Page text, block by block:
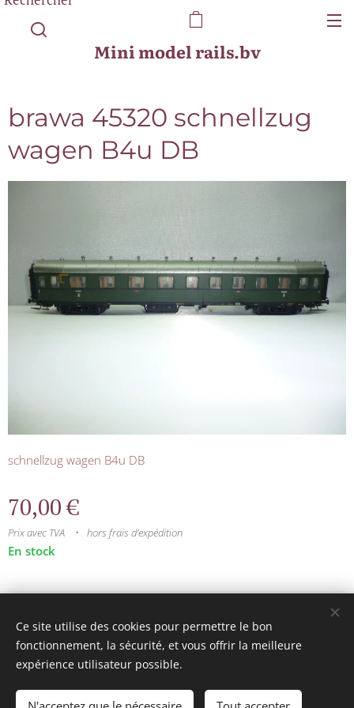
Mini model rails.bv
brawa 45320 schnellzug
wagen B4u DB
schnellzug wagen B4u DB
70,00€
Prix avec TVA hors frais d'expédition
En stock
mini model rails
Langues
Français
Nederlands
Ce site utilise des cookies pour permettre le bon
fonctionnement, la sécurité, et vous offrir la meilleure
expérience utilisateur possible.